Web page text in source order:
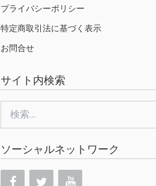
プライバシーポリシー
特定商取引法に基づく表示
お問合せ
サイト内検索
索:
ソーシャルネットワーク